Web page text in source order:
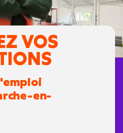
VOS
en-